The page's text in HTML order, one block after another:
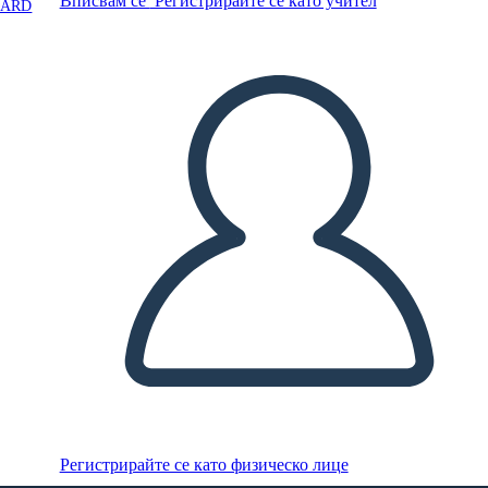
Регистрирайте се като физическо лице